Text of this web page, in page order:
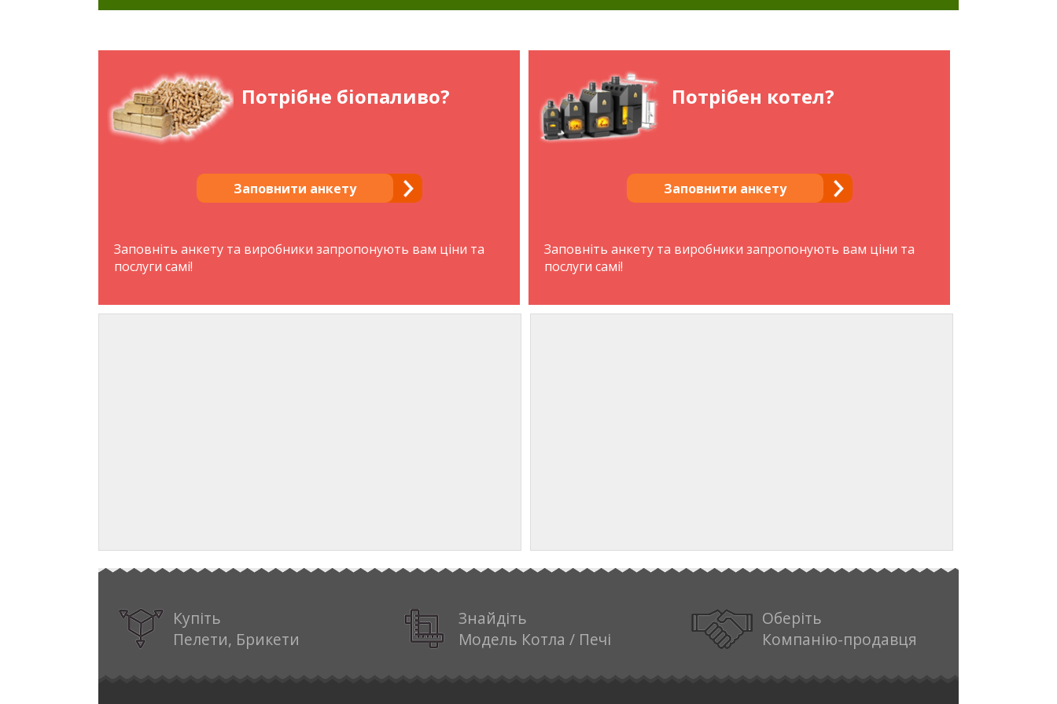
Потрібне біопаливо?
Заповнити анкету
Заповніть анкету та виробники запропонують вам ціни та
послуги самі!
Потрібен котел?
Заповнити анкету
Заповніть анкету та виробники запропонують вам ціни та
послуги самі!
Купіть
Пелети, Брикети
Знайдіть
Модель Котла / Печі
Оберіть
Компанію-продавця